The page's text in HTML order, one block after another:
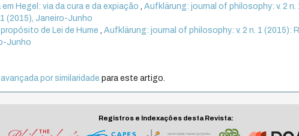
Hegel: via da cura e da expiação,Aufklärung: journal of philosophy: v. 2 n.
(2015), Janeiro-Junho
de Lei de Hume,Aufklärung: journal of philosophy: v. 2 n. 1 (2015):
Junho
por similaridade para este artigo.
Registros e Indexações desta Revista: